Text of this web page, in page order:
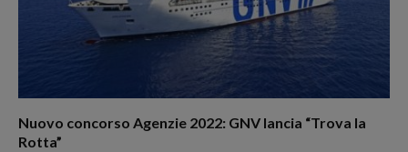
Nuovo concorso Agenzie 2022: GNV lancia “Trova la
Rotta”